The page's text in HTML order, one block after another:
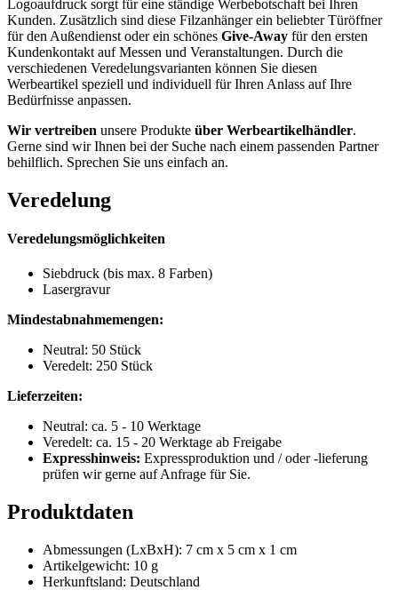
Logoaufdruck sorgt für eine ständige Werbebotschaft bei Ihren
Kunden. Zusätzlich sind diese Filzanhänger ein beliebter Türöffner
für den Außendienst oder ein schönes Give-Away für den ersten
Kundenkontakt auf Messen und Veranstaltungen. Durch die
verschiedenen Veredelungsvarianten können Sie diesen
Werbeartikel speziell und individuell für Ihren Anlass auf Ihre
Bedürfnisse anpassen.
Wir vertreiben unsere Produkte über Werbeartikelhändler.
Gerne sind wir Ihnen bei der Suche nach einem passenden Partner
behilflich. Sprechen Sie uns einfach an.
Veredelung
Veredelungsmöglichkeiten
Siebdruck (bis max. 8 Farben)
Lasergravur
Mindestabnahmemengen:
Neutral: 50 Stück
Veredelt: 250 Stück
Lieferzeiten:
Neutral: ca. 5 - 10 Werktage
Veredelt: ca. 15 - 20 Werktage ab Freigabe
Expresshinweis: Expressproduktion und / oder -lieferung
prüfen wir gerne auf Anfrage für Sie.
Produktdaten
Abmessungen (LxBxH): 7 cm x 5 cm x 1 cm
Artikelgewicht: 10 g
Herkunftsland: Deutschland